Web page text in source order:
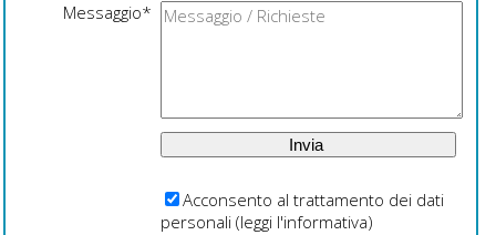
Messaggio*
Acconsento al trattamento dei dati
personali (leggi l'informativa)